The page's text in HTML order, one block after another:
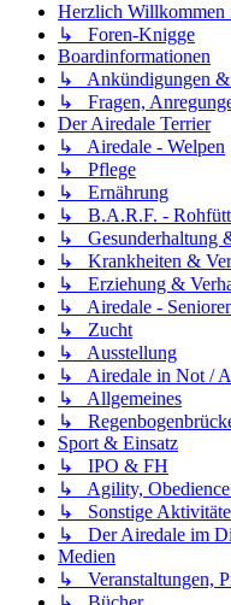
Herzlich Willkommen
↳ Foren-Knigge
Boardinformationen
↳ Ankündigungen &
↳ Fragen,
Der Airedale Terrier
↳ Airedale - Welpen
↳ Pflege
↳ Ernährung
↳ B.A.R.F. -
↳ Gesunderhaltung
↳ Krankheiten &
↳ Erziehung &
↳ Airedale -
↳ Zucht
↳ Ausstellung
↳ Airedale in Not /
↳ Allgemeines
↳
Sport & Einsatz
↳ IPO & FH
↳ Agility,
↳ Sonstige
↳ Der Airedale im
Medien
↳ Veranstaltungen,